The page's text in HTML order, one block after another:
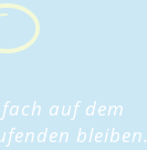
auf dem
bleiben.